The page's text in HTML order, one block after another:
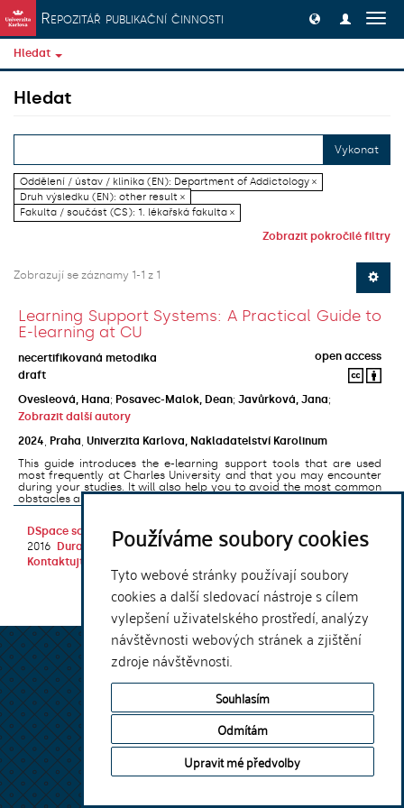
Používáme soubory cookies
Tyto webové stránky používají soubory
cookies a další sledovací nástroje s cílem
vylepšení uživatelského prostředí, analýzy
návštěvnosti webových stránek a zjištění
zdroje návštěvnosti.
Souhlasím
Odmítám
Upravit mé předvolby
Přeskočit na obsah
Repozitář publikační činnosti
Hledat
Hledat
Vykonat
Oddělení / ústav / klinika (EN): Department of Addictology ×
Druh výsledku (EN): other result ×
Fakulta / součást (CS): 1. lékařská fakulta ×
Zobrazit pokročilé filtry
Zobrazují se záznamy 1-1 z 1
Learning Support Systems: A Practical Guide to
E-learning at CU
necertifikovaná metodika
open access
draft
Ovesleová, Hana; Posavec-Malok, Dean; Javůrková, Jana;
Zobrazit další autory
2024
Praha Univerzita Karlova, Nakladatelství Karolinum
This guide introduces the e-learning support tools that are used
most frequently at Charles University and that you may encounter
during your studies. It will also help you to avoid the most common
obstacles associated ...
DSpace softwarecopyright © 2002-
2016
DuraSpace
Kontaktujte nás